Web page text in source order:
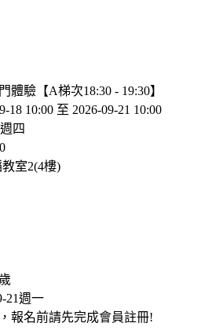
體驗【A梯次18:30 - 19:30】
18 10:00 至 2026-09-21 10:00
四
室2(4樓)
21週一
報名前請先完成會員註冊!